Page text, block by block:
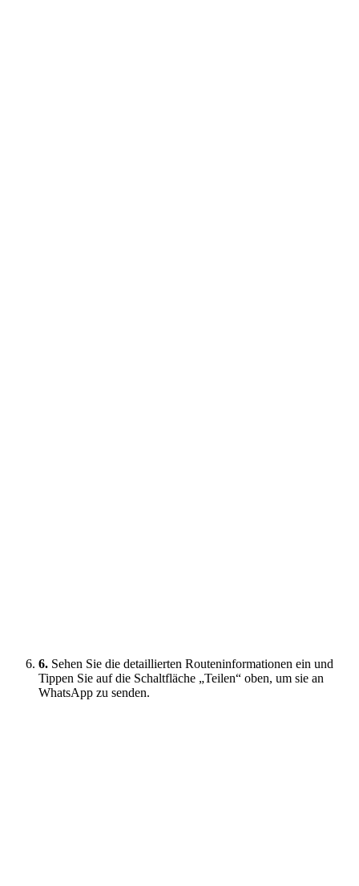
6. Sehen Sie die detaillierten Routeninformationen ein und
Tippen Sie auf die Schaltfläche „Teilen“ oben, um sie an
WhatsApp zu senden.